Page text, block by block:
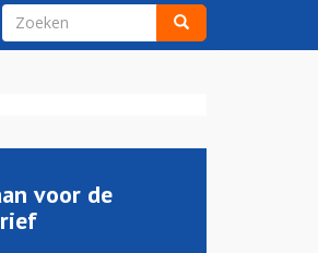
ZOEKVELD
voor de